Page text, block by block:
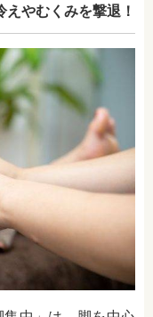
えやむくみを撃退！